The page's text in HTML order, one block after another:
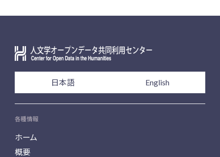
日本語 English
各種情報
ホーム
概要